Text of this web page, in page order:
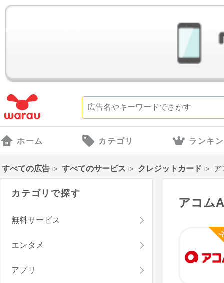
ホーム カテゴリ ランキ
すべての広告 ＞ すべてのサービス ＞ クレジットカード ＞ ア
アコム
カテゴリで探す
無料サービス
エンタメ
アプリ